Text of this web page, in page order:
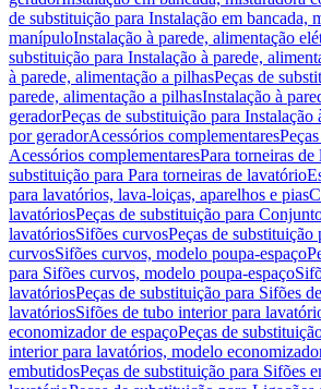
de substituição para Instalação em bancada,
manípuloInstalação à parede, alimentação
substituição para Instalação à parede,
à parede, alimentação a pilhasPeças de
parede, alimentação a pilhasInstalação à
geradorPeças de substituição para Instalação
por geradorAcessórios complementares
Acessórios complementaresPara torneiras
substituição para Para torneiras de lavatório
para lavatórios, lava-loiças, aparelhos e pias
lavatóriosPeças de substituição para
lavatóriosSifões curvosPeças de substituição
curvosSifões curvos, modelo poupa-espaço
para Sifões curvos, modelo poupa-espaço
lavatóriosPeças de substituição para Sifões
lavatóriosSifões de tubo interior para
economizador de espaçoPeças de
interior para lavatórios, modelo
embutidosPeças de substituição para Sifões